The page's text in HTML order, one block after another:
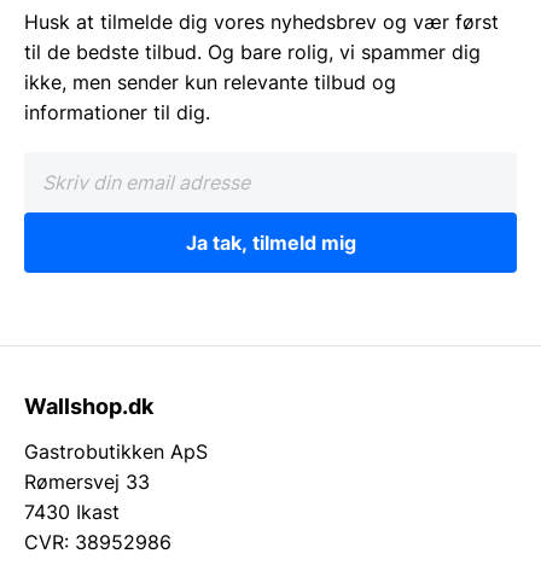
Husk at tilmelde dig vores nyhedsbrev og vær først
til de bedste tilbud. Og bare rolig, vi spammer dig
ikke, men sender kun relevante tilbud og
informationer til dig.
Ja tak, tilmeld mig
Wallshop.dk
Gastrobutikken ApS
Rømersvej 33
7430 Ikast
CVR: 38952986